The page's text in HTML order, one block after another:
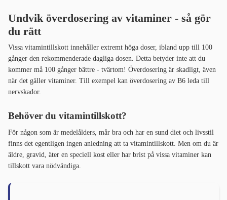
Undvik överdosering av vitaminer - så gör
du rätt
Vissa vitamintillskott innehåller extremt höga doser, ibland upp till 100
gånger den rekommenderade dagliga dosen. Detta betyder inte att du
kommer må 100 gånger bättre - tvärtom! Överdosering är skadligt, även
när det gäller vitaminer. Till exempel kan överdosering av B6 leda till
nervskador.
Behöver du vitamintillskott?
För någon som är medelålders, mår bra och har en sund diet och livsstil
finns det egentligen ingen anledning att ta vitamintillskott. Men om du är
äldre, gravid, äter en speciell kost eller har brist på vissa vitaminer kan
tillskott vara nödvändiga.